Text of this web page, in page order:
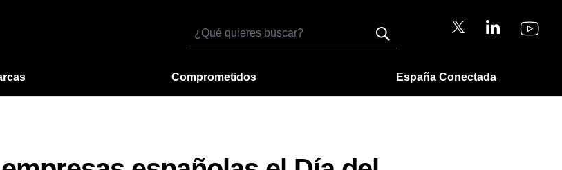
Buscar
Comprometidos España Conectada